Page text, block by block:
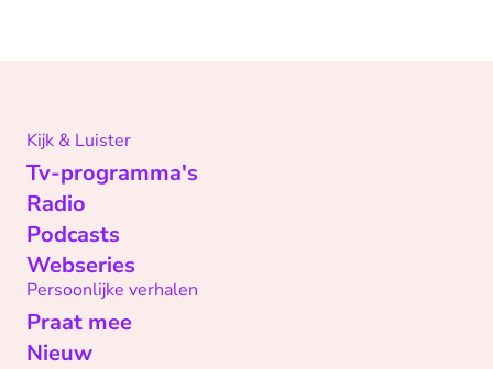
Kijk & Luister
Tv-programma's
Radio
Podcasts
Webseries
Persoonlijke verhalen
Praat mee
Nieuw